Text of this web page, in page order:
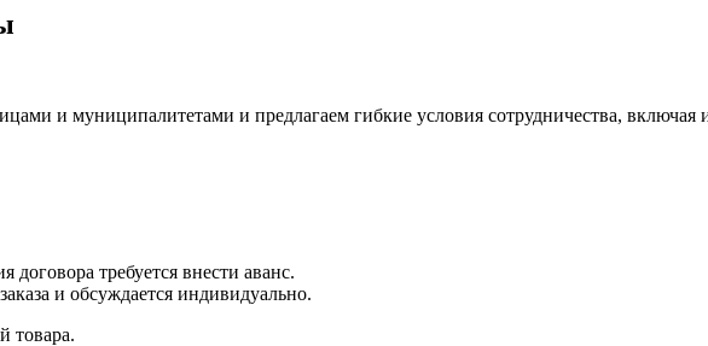
и муниципалитетами и предлагаем гибкие условия сотрудничества, включая
договора требуется внести аванс.
и обсуждается индивидуально.
товара.